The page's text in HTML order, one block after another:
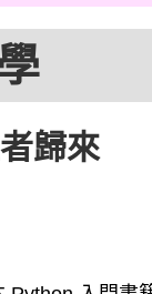
歸來